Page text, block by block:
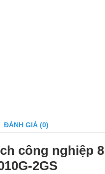
ĐÁNH GIÁ (0)
công nghiệp
2GS